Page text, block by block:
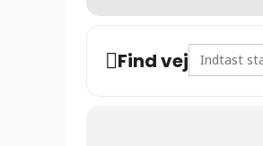
Find vej Address -